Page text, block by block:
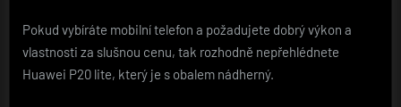
Pokud vybíráte mobilní telefon a požadujete dobrý výkon a
vlastnosti za slušnou cenu, tak rozhodně nepřehlédnete
Huawei P20 lite, který je s obalem nádherný.